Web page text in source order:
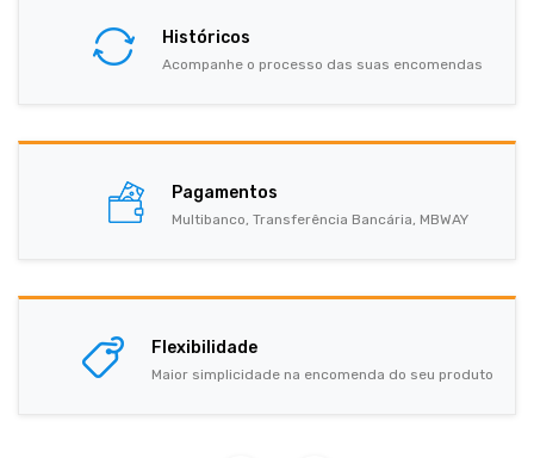
Históricos
Acompanhe o processo das suas encomendas
Pagamentos
Multibanco, Transferência Bancária, MBWAY
Flexibilidade
Maior simplicidade na encomenda do seu produto